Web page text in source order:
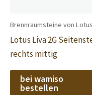
Brennraumsteine von Lotus
Lotus Liva 2G
rechts mittig
bei wamiso
bestellen